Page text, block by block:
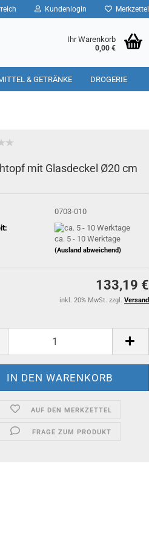
Kundenlogin Merkzettel
Ihr Warenkorb
0,00 €
& GETRÄNKE DROGERIE
mit Glasdeckel Ø20 cm
0703-010
ca. 5 - 10 Werktage
(Ausland abweichend)
133,19 €
inkl. 20% MwSt. zzgl. Versand
AUF DEN MERKZETTEL
FRAGE ZUM PRODUKT